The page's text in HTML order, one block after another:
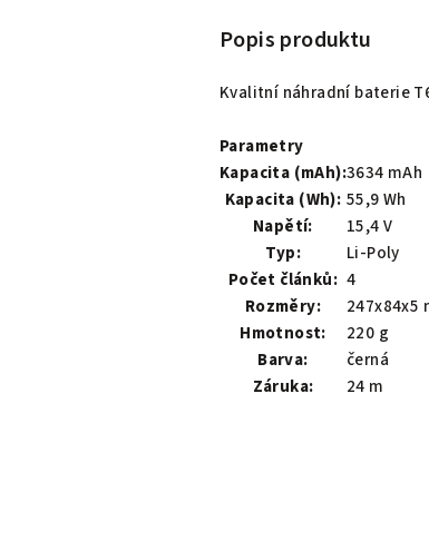
Popis produktu
Kvalitní náhradní baterie
Parametry
Kapacita (mAh):3634 mAh
Kapacita (Wh): 55,9 Wh
Napětí:
15,4 V
Typ:
Li-Poly
Počet článků: 4
Rozměry:
247x84x5
Hmotnost:
220 g
Barva:
černá
Záruka:
24 m